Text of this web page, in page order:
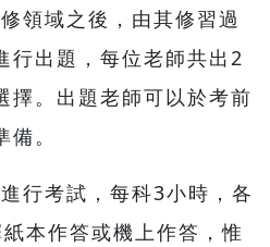
領域之後，由其修習過
行出題，每位老師共出2
擇。出題老師可以於考前
。
行考試，每科3小時，各
本作答或機上作答，惟